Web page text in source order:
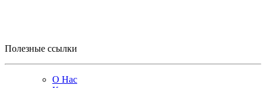
Полезные ссылки
О Нас